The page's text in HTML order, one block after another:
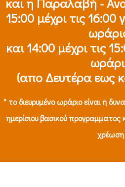
και η Παραλαβή -
15:00 μέχρι τις 16:00
και 14:00 μέχρι τις
(απο Δευτέρα εως
* το διευρυμένο ωράριο είναι η
ημερίσιου βασικού προγραμματος
χρέωση